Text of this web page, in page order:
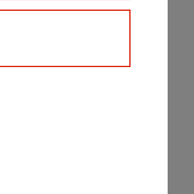
Zarządu ORLEN
i polskimi na